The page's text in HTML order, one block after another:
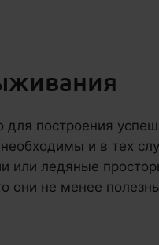
построения
и в тех
или ледяные
они не менее